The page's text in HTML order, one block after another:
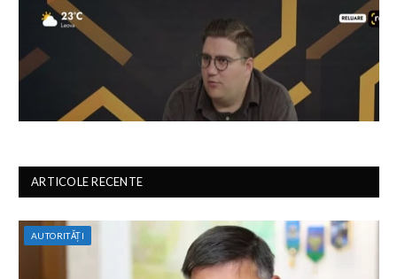
ARTICOLE RECENTE
AUTORITĂȚI